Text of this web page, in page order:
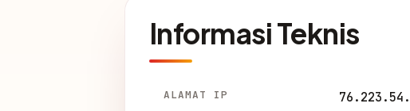
Informasi Teknis
ALAMAT IP